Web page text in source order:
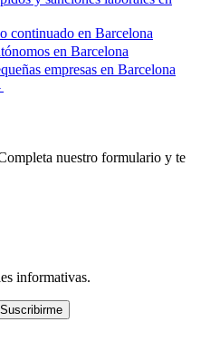
continuado en Barcelona
en Barcelona
empresas en Barcelona
nuestro formulario y te
informativas.
Suscribirme